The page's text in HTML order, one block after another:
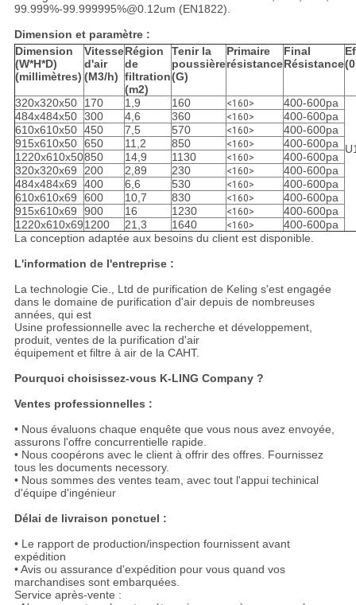
99.999%-99.999995%@0.12um (EN1822).
Dimension et paramètre :
Dimension
(W*H*D)
(millimètres)
Vitesse
d'air
(M3/h)
Région
de
filtration
(m2)
Tenir la
poussière
(G)
Primaire
résistance
Final
Résistance
320x320x50 170 1,9 160 <160> 400-600pa
484x484x50 300 4,6 360 <160>
400-600pa
610x610x50 450 7,5 570 <160>
400-600pa
915x610x50 650 11,2 850 <160>
400-600pa
1220x610x50850 14,9 1130 <160>
400-600pa
320x320x69
200 2,89 230 <160>
400-600pa
484x484x69
400 6,6 530 <160>
400-600pa
610x610x69
600 10,7 830 <160>
400-600pa
915x610x69
900 16 1230 <160>
400-600pa
1220x610x691200 21,3 1640 <160>
400-600pa
La conception adaptée aux besoins du client est disponible.
L'information de l'entreprise :
La technologie Cie., Ltd de purification de Keling s'est engagée
dans le domaine de purification d'air depuis de nombreuses
années, qui est
Usine professionnelle avec la recherche et développement,
produit, ventes de la purification d'air
équipement et filtre à air de la CAHT.
Pourquoi choisissez-vous K-LING Company ?
Ventes professionnelles :
• Nous évaluons chaque enquête que vous nous avez envoyée,
assurons l'offre concurrentielle rapide.
• Nous coopérons avec le client à offrir des offres. Fournissez
tous les documents necessory.
• Nous sommes des ventes team, avec tout l'appui techinical
d'équipe d'ingénieur
Délai de livraison ponctuel :
• Le rapport de production/inspection fournissent avant
expédition
• Avis ou assurance d'expédition pour vous quand vos
marchandises sont embarquées.
Service après-vente :